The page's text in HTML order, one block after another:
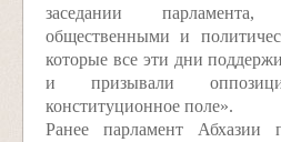
заседании
общественными и
которые все эти дни
и призывали
конституционное поле».
Ранее парламент Абхазии